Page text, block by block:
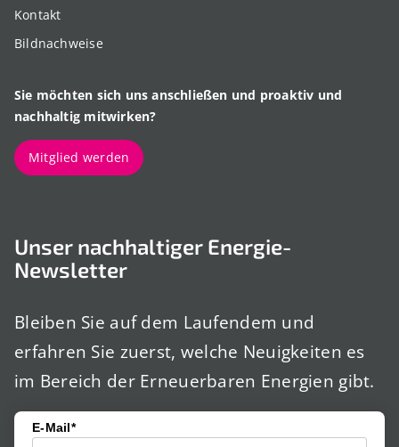
Kontakt
Bildnachweise
Sie möchten sich uns anschließen und proaktiv und
nachhaltig mitwirken?
Mitglied werden
Unser nachhaltiger Energie-
Newsletter
Bleiben Sie auf dem Laufendem und
erfahren Sie zuerst, welche Neuigkeiten es
im Bereich der Erneuerbaren Energien gibt.
E-Mail*